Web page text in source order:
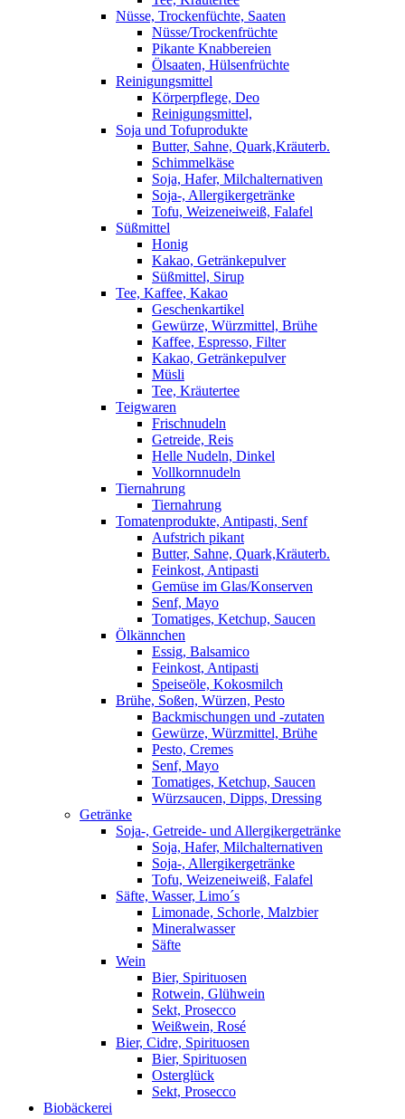
Nüsse, Trockenfüchte, Saaten
Nüsse/Trockenfrüchte
Pikante Knabbereien
Ölsaaten, Hülsenfrüchte
Reinigungsmittel
Körperpflege, Deo
Reinigungsmittel,
Soja und Tofuprodukte
Butter, Sahne, Quark,Kräuterb.
Schimmelkäse
Soja, Hafer, Milchalternativen
Soja-, Allergikergetränke
Tofu, Weizeneiweiß, Falafel
Süßmittel
Honig
Kakao, Getränkepulver
Süßmittel, Sirup
Tee, Kaffee, Kakao
Geschenkartikel
Gewürze, Würzmittel, Brühe
Kaffee, Espresso, Filter
Kakao, Getränkepulver
Müsli
Tee, Kräutertee
Teigwaren
Frischnudeln
Getreide, Reis
Helle Nudeln, Dinkel
Vollkornnudeln
Tiernahrung
Tiernahrung
Tomatenprodukte, Antipasti, Senf
Aufstrich pikant
Butter, Sahne, Quark,Kräuterb.
Feinkost, Antipasti
Gemüse im Glas/Konserven
Senf, Mayo
Tomatiges, Ketchup, Saucen
Ölkännchen
Essig, Balsamico
Feinkost, Antipasti
Speiseöle, Kokosmilch
Brühe, Soßen, Würzen, Pesto
Backmischungen und -zutaten
Gewürze, Würzmittel, Brühe
Pesto, Cremes
Senf, Mayo
Tomatiges, Ketchup, Saucen
Würzsaucen, Dipps, Dressing
Getränke
Soja-, Getreide- und Allergikergetränke
Soja, Hafer, Milchalternativen
Soja-, Allergikergetränke
Tofu, Weizeneiweiß, Falafel
Säfte, Wasser, Limo´s
Limonade, Schorle, Malzbier
Mineralwasser
Säfte
Wein
Bier, Spirituosen
Rotwein, Glühwein
Sekt, Prosecco
Weißwein, Rosé
Bier, Cidre, Spirituosen
Bier, Spirituosen
Osterglück
Sekt, Prosecco
Biobäckerei